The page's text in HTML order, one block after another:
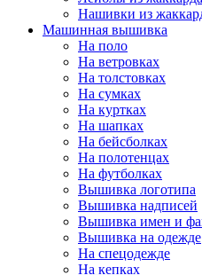
Нашивки из
Машинная вышивка
На поло
На ветровках
На толстовках
На сумках
На куртках
На шапках
На бейсболках
На полотенцах
На футболках
Вышивка логотипа
Вышивка надписей
Вышивка имен и
Вышивка на одежде
На спецодежде
На кепках